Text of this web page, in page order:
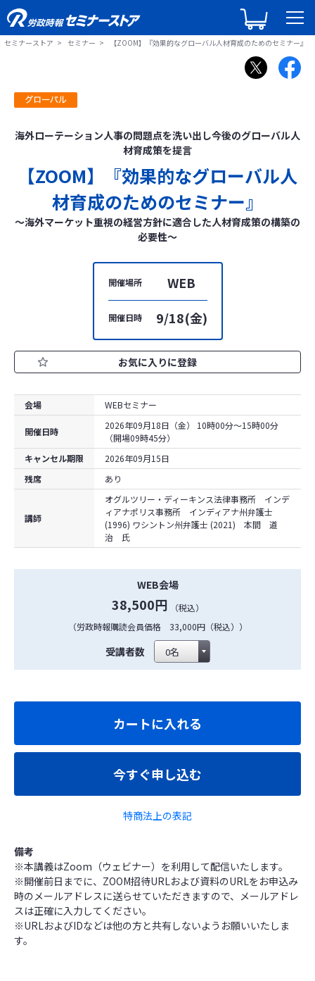
セミナーストア セミナー 【ZOOM】『効果的なグローバル人材育成のためのセミナー』
海外ローテーション人事の問題点を洗い出し今後のグローバル人
材育成策を提言
【ZOOM】『効果的なグローバル人
材育成のためのセミナー』
～海外マーケット重視の経営方針に適合した人材育成策の構築の
必要性～
開催場所 WEB
開催日時 9/18(金)
お気に入りに登録
会場 WEBセミナー
開催日時
2026年09月18日（金） 10時00分～15時00分
（開場09時45分）
キャンセル期限
2026年09月15日
残席
あり
講師
オグルツリー・ディーキンス法律事務所 インデ
ィアナポリス事務所 インディアナ州弁護士
(1996) ワシントン州弁護士 (2021) 本間 道
治 氏
WEB会場
38,500円
（税込）
（労政時報購読会員価格 33,000円（税込））
受講者数
カートに入れる
今すぐ申し込む
特商法上の表記
備考
※本講義はZoom（ウェビナー）を利用して配信いたします。
※開催前日までに、ZOOM招待URLおよび資料のURLをお申込み
時のメールアドレスに送らせていただきますので、メールアドレ
スは正確に入力してください。
※URLおよびIDなどは他の方と共有しないようお願いいたしま
す。